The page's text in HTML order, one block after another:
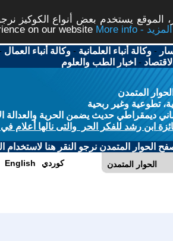
الموقع يستخدم بعض أنواع الكوكيز
on our website
More info - المزيد
-وكالة أنباء العلمانية -وكالة أنباء العمال
الاقتصاد - اخبار الطب والعلوم
المتمدن
تطوعية وغير ربحية
ديمقراطي حديث يضمن الحرية والعدالة
ابن رشد للفكر الحر والتى نالها أعلام في
الحوار المتمدن نرجو النقر هنا لاستخدام
الحوار المتمدن English كوردي